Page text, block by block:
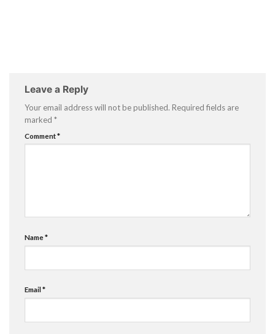
Leave a Reply
Your email address will not be published. Required fields are
marked *
Comment*
Name*
Email*